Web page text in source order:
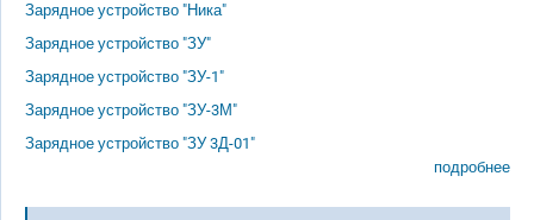
Зарядное устройство "Ника"
Зарядное устройство "ЗУ"
Зарядное устройство "ЗУ-1"
Зарядное устройство "ЗУ-3М"
Зарядное устройство "ЗУ 3Д-01"
подробнее